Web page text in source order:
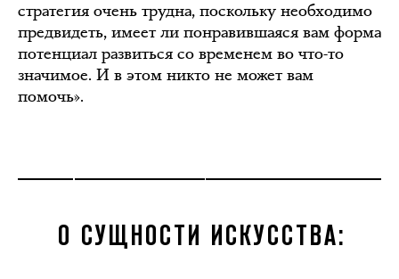
стратегия очень трудна, поскольку необходимо
предвидеть, имеет ли понравившаяся вам форма
потенциал развиться со временем во что-то
значимое. И в этом никто не может вам
помочь».
О СУЩНОСТИ ИСКУССТВА: